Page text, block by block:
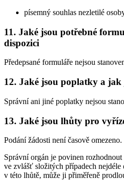
písemný souhlas nezletilé
11. Jaké jsou potřebné
dispozici
Předepsané formuláře nejsou
12. Jaké jsou poplatky a
Správní ani jiné poplatky nejsou
13. Jaké jsou lhůty pro
Podání žádosti není časově omezeno.
Správní orgán je povinen
ve zvlášť složitých případech
v této lhůtě, může ji přiměřeně